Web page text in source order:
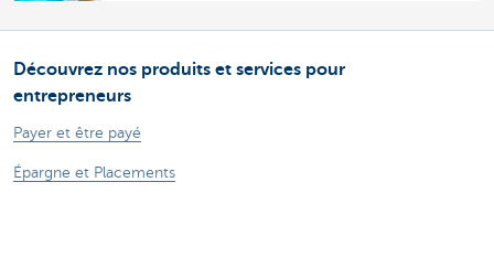
Découvrez nos produits et services pour
entrepreneurs
Payer et être payé
Épargne et Placements